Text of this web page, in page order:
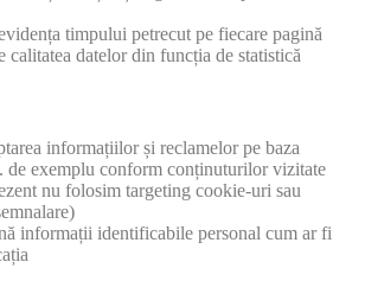
timpului petrecut pe fiecare pagină
calitatea datelor din funcția de statistică
informațiilor și reclamelor pe baza
de exemplu conform conținuturilor vizitate
nu folosim targeting cookie-uri sau
informații identificabile personal cum ar fi